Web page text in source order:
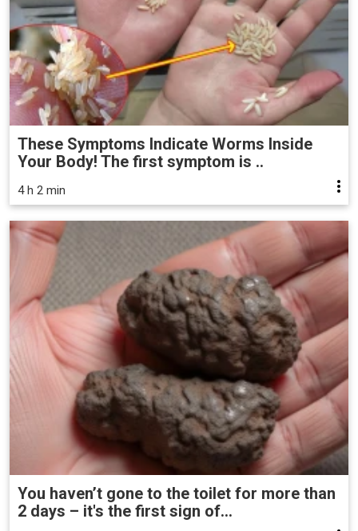
These Symptoms Indicate Worms Inside
Your Body! The first symptom is ..
4 h 2 min
You haven’t gone to the toilet for more than
2 days – it's the first sign of...